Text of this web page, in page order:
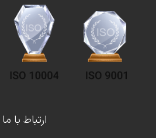
ارتباط با ما